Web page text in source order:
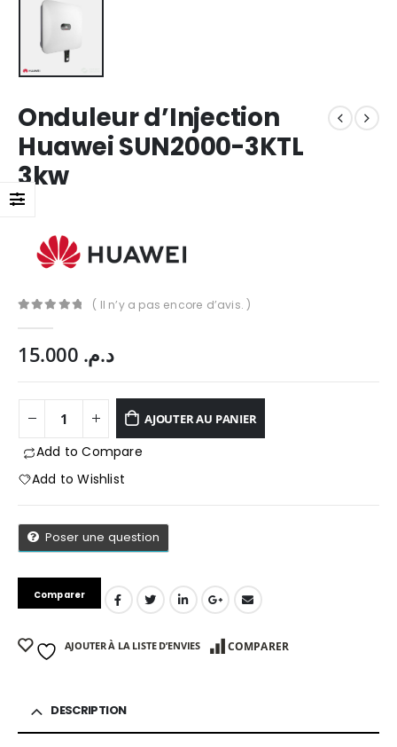
Onduleur d’Injection
Huawei SUN2000-3KTL
3kw
( Il n’y a pas encore d’avis. )
د.م.
AJOUTER AU PANIER
Add to Compare
Add to Wishlist
Poser une question
Comparer
AJOUTER À LA LISTE D’ENVIES COMPARER
DESCRIPTION